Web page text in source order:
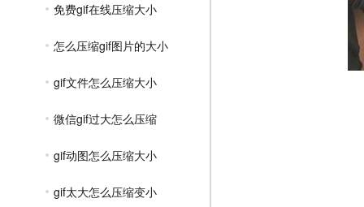
免费gif在线压缩大小
怎么压缩gif图片的大小
gif文件怎么压缩大小
微信gif过大怎么压缩
gif动图怎么压缩大小
gif太大怎么压缩变小